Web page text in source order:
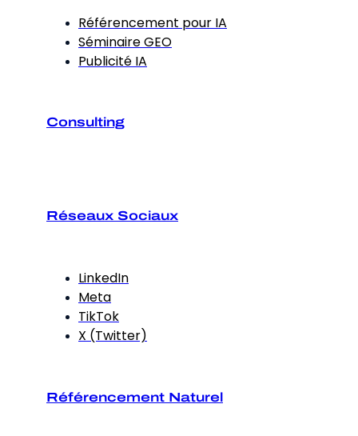
Référencement pour IA
Séminaire GEO
Publicité IA
Consulting
Réseaux Sociaux
LinkedIn
Meta
TikTok
X (Twitter)
Référencement Naturel